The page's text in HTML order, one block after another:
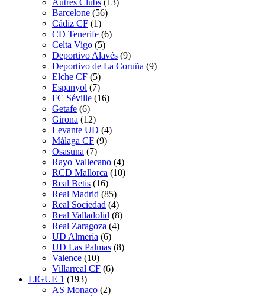
Autres Clubs (13)
Barcelone (56)
Cádiz CF (1)
CD Tenerife (6)
Celta Vigo (5)
Deportivo Alavés (9)
Deportivo de La Coruña (9)
Elche CF (5)
Espanyol (7)
FC Séville (16)
Getafe (6)
Girona (12)
Levante UD (4)
Málaga CF (9)
Osasuna (7)
Rayo Vallecano (4)
RCD Mallorca (10)
Real Betis (16)
Real Madrid (85)
Real Sociedad (4)
Real Valladolid (8)
Real Zaragoza (4)
UD Almería (6)
UD Las Palmas (8)
Valence (10)
Villarreal CF (6)
LIGUE 1 (193)
AS Monaco (2)